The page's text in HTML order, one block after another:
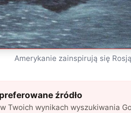
Amerykanie zainspirują się
źródło
Twoich wynikach wyszukiwania